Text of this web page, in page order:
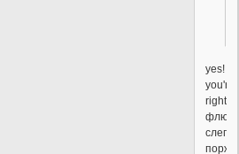
yes!
you're
right!
слегка